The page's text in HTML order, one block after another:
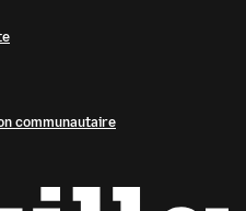
communautaire